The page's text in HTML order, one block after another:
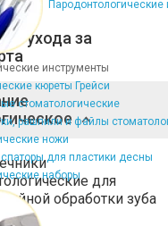
Пародонтологические
инструменты
кюреты Грейси
стоматологические
рашпили и файлы
ножи
для пластики десны
наборы
ухода за
для
обработки зуба